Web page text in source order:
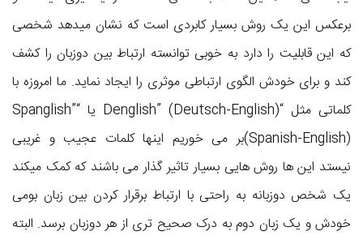
برعکس این یک روش بسیار کابردی است که نشان میدهد شخصی
که این قابلیت را دارد به خوبی توانسته ارتباط بین دوزبان را کشف
کند و برای خودش الگوی ارتباطی موثری را ایجاد نماید. ما امروزه با
کلماتی مثل “Denglish” (Deutsch-English) یا “Spanglish”
(Spanish-English)بر می خوریم اینها کلمات عجیب و غریبی
نیستد این ها روش هایی بسیار تاثیر گذار می باشند که کمک میکند
یک شخص دوزبانه به راحتی با ارتباط برقرار کردن بین زبان بومی
خودش و یک زبان دوم به درک صحیح تری از هر دوزبان برسد. البته